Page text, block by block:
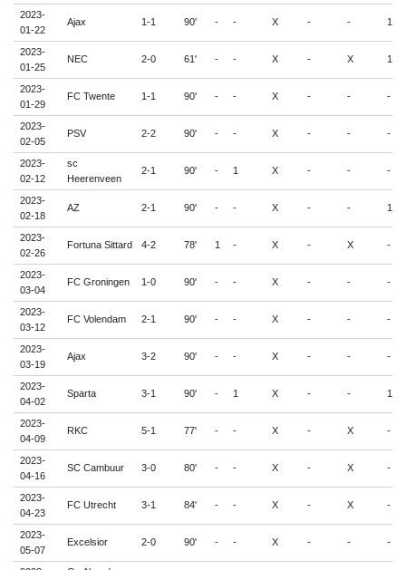
2023-
01-22
Ajax 1-1 90' - - X - - 1
2023-
01-25
NEC 2-0 61' - - X - X 1
2023-
01-29
FC Twente 1-1 90' - - X - - -
2023-
02-05
PSV 2-2 90' - - X - - -
2023-
02-12
sc
Heerenveen
2-1 90' - 1 X - - -
2023-
02-18
AZ 2-1 90' - - X - - 1
2023-
02-26
Fortuna Sittard 4-2 78' 1 - X - X -
2023-
03-04
FC Groningen 1-0 90' - - X - - -
2023-
03-12
FC Volendam 2-1 90' - - X - - -
2023-
03-19
Ajax 3-2 90' - - X - - -
2023-
04-02
Sparta 3-1 90' - 1 X - - 1
2023-
04-09
RKC 5-1 77' - - X - X -
2023-
04-16
SC Cambuur 3-0 80' - - X - X -
2023-
04-23
FC Utrecht 3-1 84' - - X - X -
2023-
05-07
Excelsior 2-0 90' - - X - - -